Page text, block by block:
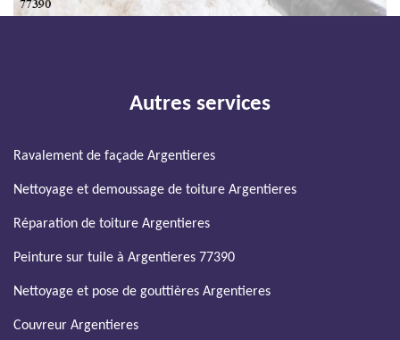
Autres services
Ravalement de façade Argentieres
Nettoyage et demoussage de toiture Argentieres
Réparation de toiture Argentieres
Peinture sur tuile à Argentieres 77390
Nettoyage et pose de gouttières Argentieres
Couvreur Argentieres